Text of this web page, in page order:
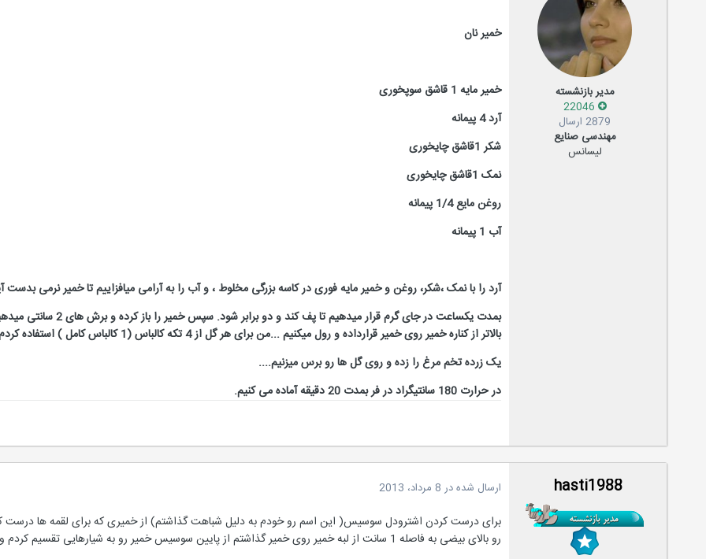
مدیر بازنشسته
2879 ارسال
مهندسی صنایع
لیسانس
خمیر نان
خمیر مایه 1 قاشق سوپخوری
آرد 4 پیمانه
شکر 1قاشق چایخوری
نمک 1قاشق چایخوری
روغن مایع 1/4 پیمانه
آب 1 پیمانه
آرد را با نمک ،شکر، روغن و خمیر مایه فوری در کاسه بزرگی مخلوط ، و آب را به آرامی میافزاییم تا خمیر نرمی بدست
بالاتر از کناره خمیر روی خمیر قرارداده و رول میکنیم ...من برای هر گل از 4 تکه کالباس (1 کالباس کامل ) استفاده کردم...
یک زرده تخم مرغ را زده و روی گل ها رو برس میزنیم....
در حرارت 180 سانتیگراد در فر بمدت 20 دقیقه آماده می کنیم.
hasti1988 ارسال شده در 8 مرداد، 2013
برای درست کردن اشترودل سوسیس( این اسم رو خودم به دلیل شباهت گذاشتم) از خمیری که برای لقمه ها درست
رو بالای بیضی به فاصله 1 سانت از لبه خمیر روی خمیر گذاشتم از پایین سوسیس خمیر رو به شیارهایی تقسیم کردم و اون رو رول کردم ....میتونید روی سوسیس پنیر پیتزا هم بریزید....